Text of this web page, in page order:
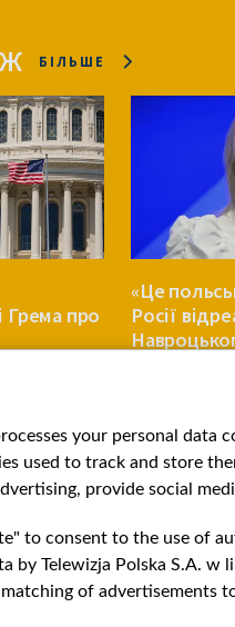
БІЛЬШЕ
Грема про
«Це
Росії
your personal
used to track and store
provide social
to consent to the use of
by Telewizja Polska S.A. w
of advertisements